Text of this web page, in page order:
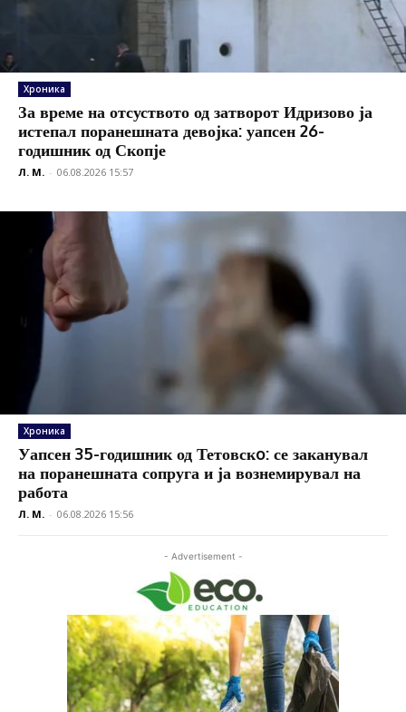
Хроника
За време на отсуството од затворот Идризово ја
истепал поранешната девојка: уапсен 26-
годишник од Скопје
Л. М. - 06.08.2026 15:57
Хроника
Уапсен 35-годишник од Тетовскo: се заканувал
на поранешната сопруга и ја вознемирувал на
работа
Л. М. - 06.08.2026 15:56
- Advertisement -